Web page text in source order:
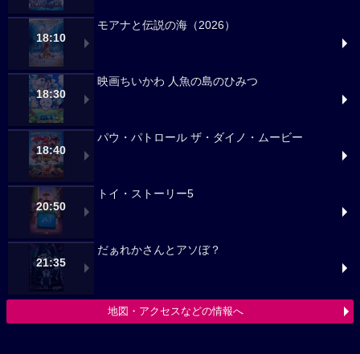
18:10
モアナと伝説の海（2026）
18:30
映画ちいかわ 人魚の島のひみつ
18:40
パウ・パトロール ザ・ダイノ・ムービー
20:50
トイ・ストーリー5
21:35
だぁれかさんとアソぼ？
地図・アクセスなどの情報へ